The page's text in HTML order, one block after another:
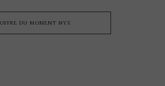
OFFRE DU MOMENT NYX